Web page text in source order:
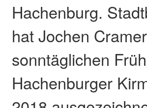
Hachenburg.
hat Jochen
sonntäglichen
Hachenburger